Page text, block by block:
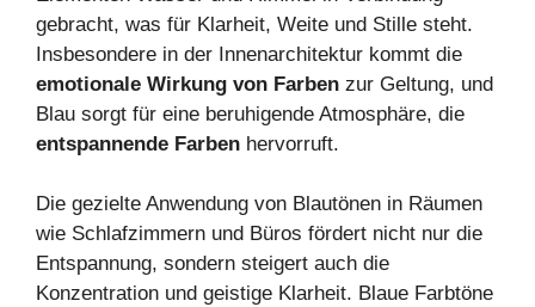
gebracht, was für Klarheit, Weite und Stille steht.
Insbesondere in der Innenarchitektur kommt die
emotionale Wirkung von Farben zur Geltung, und
Blau sorgt für eine beruhigende Atmosphäre, die
entspannende Farben hervorruft.
Die gezielte Anwendung von Blautönen in Räumen
wie Schlafzimmern und Büros fördert nicht nur die
Entspannung, sondern steigert auch die
Konzentration und geistige Klarheit. Blaue Farbtöne